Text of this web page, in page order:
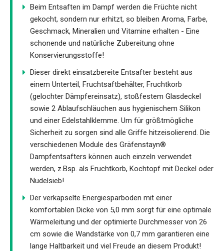
Beim Entsaften im Dampf werden die Früchte nicht
gekocht, sondern nur erhitzt, so bleiben Aroma, Farbe,
Geschmack, Mineralien und Vitamine erhalten - Eine
schonende und natürliche Zubereitung ohne
Konservierungsstoffe!
Dieser direkt einsatzbereite Entsafter besteht aus
einem Unterteil, Fruchtsaftbehälter, Fruchtkorb
(gelochter Dämpfereinsatz), stoßfestem Glasdeckel
sowie 2 Ablaufschläuchen aus hygienischem Silikon
und einer Edelstahlklemme. Um für größtmögliche
Sicherheit zu sorgen sind alle Griffe hitzeisolierend. Die
verschiedenen Module des Gräfenstayn®
Dampfentsafters können auch einzeln verwendet
werden, z.Bsp. als Fruchtkorb, Kochtopf mit Deckel oder
Nudelsieb!
Der verkapselte Energiesparboden mit einer
komfortablen Dicke von 5,0 mm sorgt für eine optimale
Wärmeleitung und der optimierte Durchmesser von 26
cm sowie die Wandstärke von 0,7 mm garantieren eine
lange Haltbarkeit und viel Freude an diesem Produkt!